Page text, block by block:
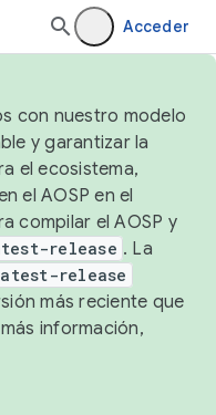
Acceder
con nuestro modelo
y garantizar la
el ecosistema,
el AOSP en el
compilar el AOSP y
release . La
release
más reciente que
información,